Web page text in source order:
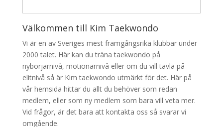
Välkommen till Kim Taekwondo
Vi är en av Sveriges mest framgångsrika klubbar under
2000 talet. Här kan du träna taekwondo på
nybörjarnivå, motionärnivå eller om du vill tävla på
elitnivå så är Kim taekwondo utmärkt för det. Här på
vår hemsida hittar du allt du behöver som redan
medlem, eller som ny medlem som bara vill veta mer.
Vid frågor, är det bara att kontakta oss så svarar vi
omgående.